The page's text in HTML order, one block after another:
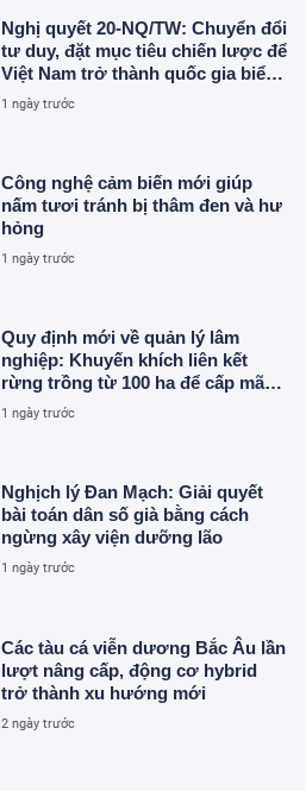
Nghị quyết 20-NQ/TW: Chuyển đổi
tư duy, đặt mục tiêu chiến lược để
Việt Nam trở thành quốc gia biển
mạnh
1 ngày trước
Công nghệ cảm biến mới giúp
nấm tươi tránh bị thâm đen và hư
hỏng
1 ngày trước
Quy định mới về quản lý lâm
nghiệp: Khuyến khích liên kết
rừng trồng từ 100 ha để cấp mã
số
1 ngày trước
Nghịch lý Đan Mạch: Giải quyết
bài toán dân số già bằng cách
ngừng xây viện dưỡng lão
1 ngày trước
Các tàu cá viễn dương Bắc Âu lần
lượt nâng cấp, động cơ hybrid
trở thành xu hướng mới
2 ngày trước